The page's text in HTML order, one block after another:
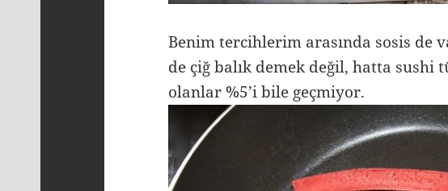
Benim tercihlerim arasında sosis de
de çiğ balık demek değil, hatta sushi
olanlar %5’i bile geçmiyor.